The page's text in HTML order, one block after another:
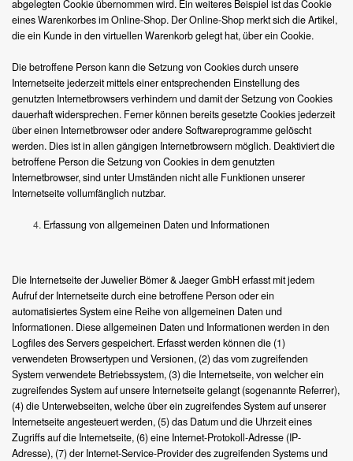
abgelegten Cookie übernommen wird. Ein weiteres Beispiel ist das Cookie
eines Warenkorbes im Online-Shop. Der Online-Shop merkt sich die Artikel,
die ein Kunde in den virtuellen Warenkorb gelegt hat, über ein Cookie.
Die betroffene Person kann die Setzung von Cookies durch unsere
Internetseite jederzeit mittels einer entsprechenden Einstellung des
genutzten Internetbrowsers verhindern und damit der Setzung von Cookies
dauerhaft widersprechen. Ferner können bereits gesetzte Cookies jederzeit
über einen Internetbrowser oder andere Softwareprogramme gelöscht
werden. Dies ist in allen gängigen Internetbrowsern möglich. Deaktiviert die
betroffene Person die Setzung von Cookies in dem genutzten
Internetbrowser, sind unter Umständen nicht alle Funktionen unserer
Internetseite vollumfänglich nutzbar.
Erfassung von allgemeinen Daten und Informationen
Die Internetseite der Juwelier Bömer & Jaeger GmbH erfasst mit jedem
Aufruf der Internetseite durch eine betroffene Person oder ein
automatisiertes System eine Reihe von allgemeinen Daten und
Informationen. Diese allgemeinen Daten und Informationen werden in den
Logfiles des Servers gespeichert. Erfasst werden können die (1)
verwendeten Browsertypen und Versionen, (2) das vom zugreifenden
System verwendete Betriebssystem, (3) die Internetseite, von welcher ein
zugreifendes System auf unsere Internetseite gelangt (sogenannte Referrer),
(4) die Unterwebseiten, welche über ein zugreifendes System auf unserer
Internetseite angesteuert werden, (5) das Datum und die Uhrzeit eines
Zugriffs auf die Internetseite, (6) eine Internet-Protokoll-Adresse (IP-
Adresse), (7) der Internet-Service-Provider des zugreifenden Systems und